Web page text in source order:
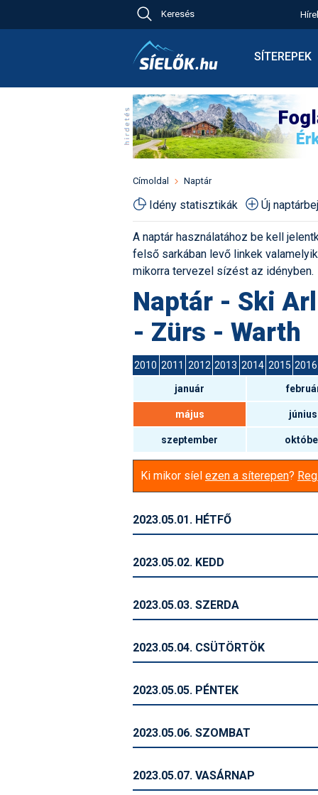
Keresés
SÍTEREPEK
Síbérletárak
Toplista
Havazás
Webkamerák
Fotók
Címoldal Naptár
Idény statisztikák Új
A naptár használatához be kell
felső sarkában levő linkek
mikorra tervezel sízést az idényben.
Naptár - Ski
- Zürs - Warth
2010 2011 2012 2013 2014 2015 2016
január
május június
szeptember
Ki mikor síel ezen a síterepen?
2023.05.01. HÉTFŐ
2023.05.02. KEDD
2023.05.03. SZERDA
2023.05.04. CSÜTÖRTÖK
2023.05.05. PÉNTEK
2023.05.06. SZOMBAT
2023.05.07. VASÁRNAP